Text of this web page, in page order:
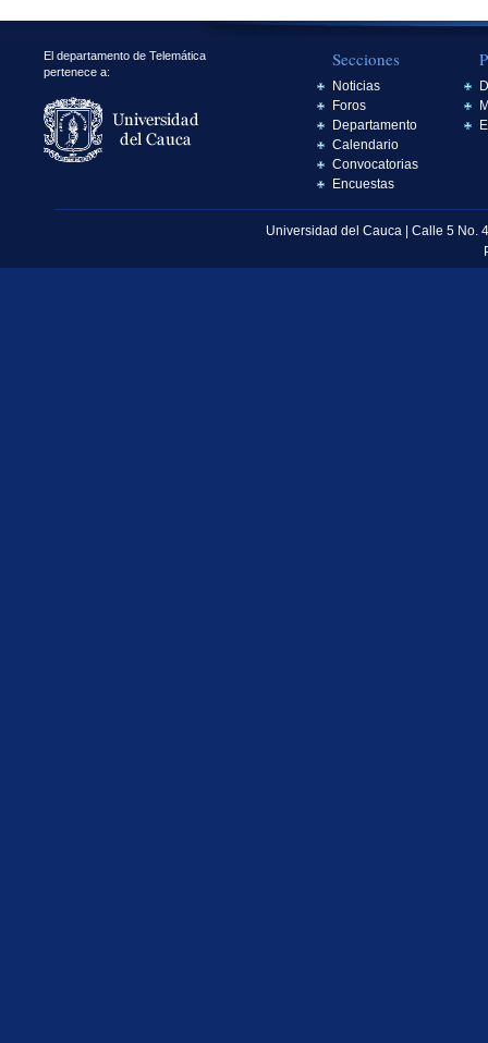
El departamento de Telemática
pertenece a:
Secciones
Noticias
Foros
Departamento
Calendario
Convocatorias
Encuestas
Universidad del Cauca | Calle 5 No.